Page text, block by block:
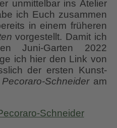
unmittelbar ins Atelier
ich Euch zusammen
in einem früheren
vorgestellt. Damit ich
Juni-Garten 2022
ich hier den Link von
der ersten Kunst-
Schneideram
Schneider